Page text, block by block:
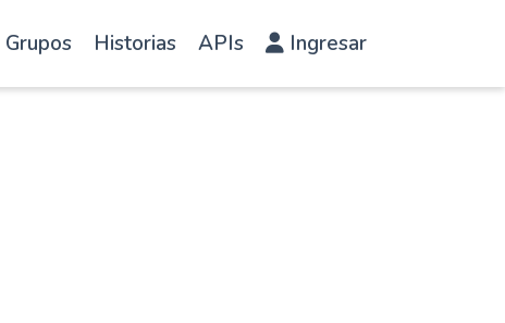
Grupos Historias APIs Ingresar